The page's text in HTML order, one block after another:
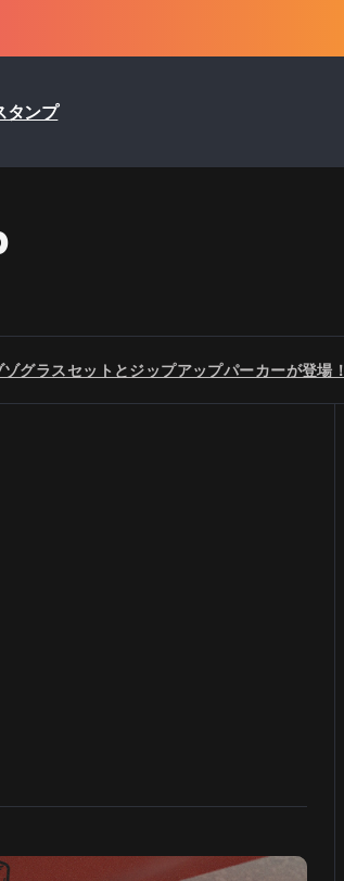
タンプ
グラスセットとジップアップパーカーが登場！